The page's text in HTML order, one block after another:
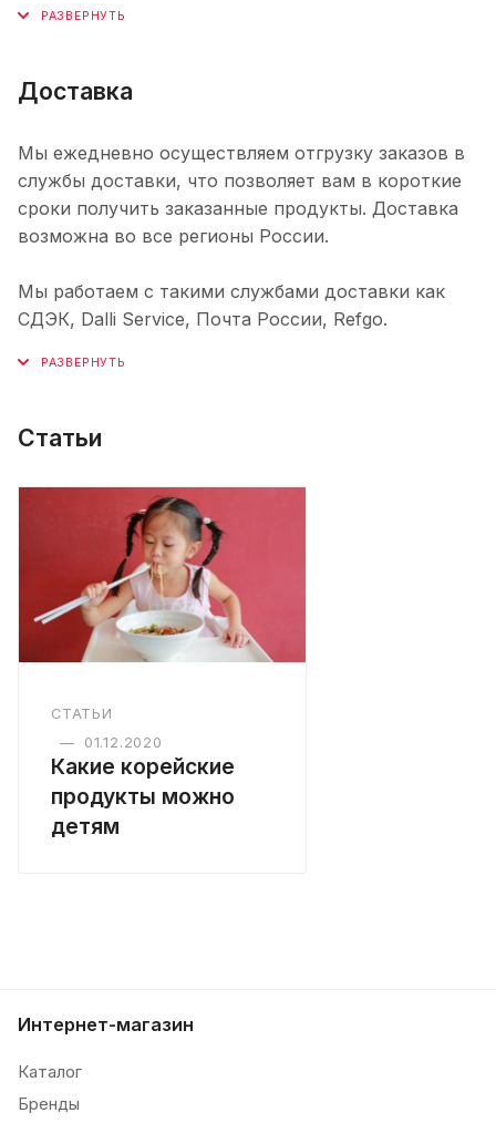
Доставка
Мы ежедневно осуществляем отгрузку заказов в
службы доставки, что позволяет вам в короткие
сроки получить заказанные продукты. Доставка
возможна во все регионы России.
Мы работаем с такими службами доставки как
СДЭК, Dalli Service, Почта России, Refgo.
Статьи
СТАТЬИ
—
01.12.2020
Какие корейские
продукты можно
детям
Интернет-магазин
Каталог
Бренды